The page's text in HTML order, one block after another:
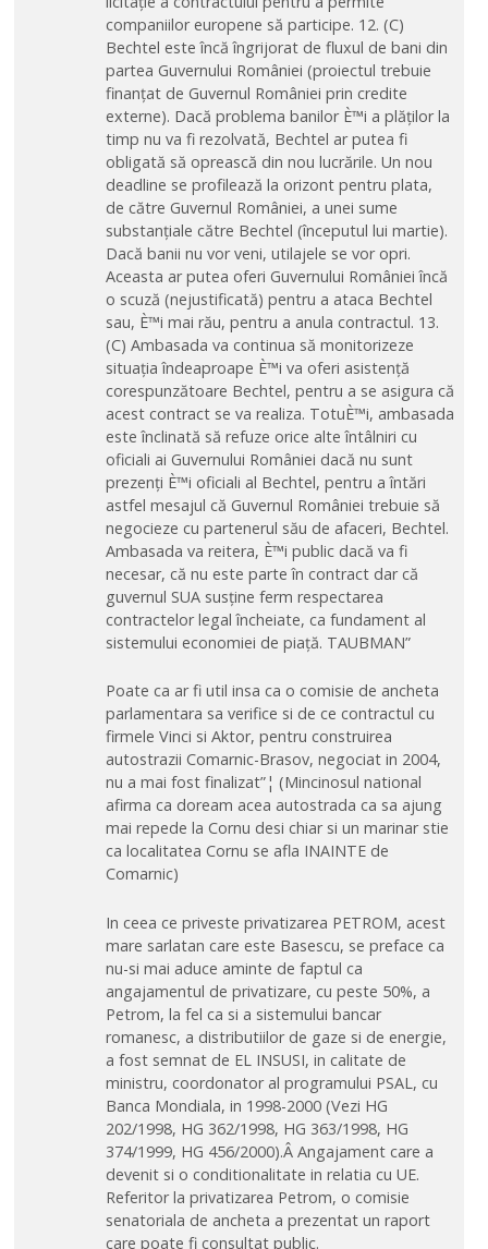
Poate ca ar fi util insa ca o comisie de ancheta
parlamentara sa verifice si de ce contractul cu
firmele Vinci si Aktor, pentru construirea
autostrazii Comarnic-Brasov, negociat in 2004,
nu a mai fost finalizat”¦ (Mincinosul national
afirma ca doream acea autostrada ca sa ajung
mai repede la Cornu desi chiar si un marinar stie
ca localitatea Cornu se afla INAINTE de
Comarnic)
In ceea ce priveste privatizarea PETROM, acest
mare sarlatan care este Basescu, se preface ca
nu-si mai aduce aminte de faptul ca
angajamentul de privatizare, cu peste 50%, a
Petrom, la fel ca si a sistemului bancar
romanesc, a distributiilor de gaze si de energie,
a fost semnat de EL INSUSI, in calitate de
ministru, coordonator al programului PSAL, cu
Banca Mondiala, in 1998-2000 (Vezi HG
202/1998, HG 362/1998, HG 363/1998, HG
374/1999, HG 456/2000).Â Angajament care a
devenit si o conditionalitate in relatia cu UE.
Referitor la privatizarea Petrom, o comisie
senatoriala de ancheta a prezentat un raport
care poate fi consultat public.